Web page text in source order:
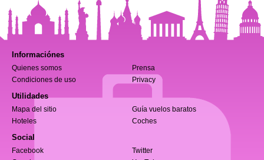
Informaciónes
Quienes somos
Prensa
Condiciones de uso
Privacy
Utilidades
Mapa del sitio
Guía vuelos baratos
Hoteles
Coches
Social
Facebook
Twitter